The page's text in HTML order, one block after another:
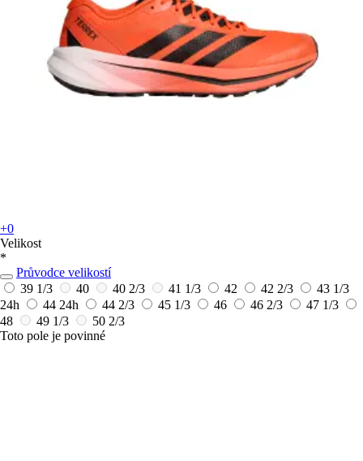
+0
Velikost
*
Průvodce velikostí
39 1/3
40 40 2/3 41 1/3 42 42 2/3
43 1/3
24h
44 24h 44 2/3 45 1/3 46 46 2/3
47 1/3
48
49 1/3
50 2/3
Toto pole je povinné